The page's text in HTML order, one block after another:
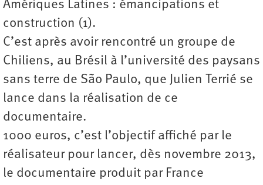
Amériques Latines : émancipations et
construction (1).
C’est après avoir rencontré un groupe de
Chiliens, au Brésil à l’université des paysans
sans terre de São Paulo, que Julien Terrié se
lance dans la réalisation de ce
documentaire.
1000 euros, c’est l’objectif affiché par le
réalisateur pour lancer, dès novembre 2013,
le documentaire produit par France